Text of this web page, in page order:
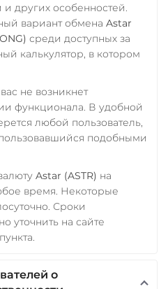
других особенностей.
вариант обмена Astar
среди доступных за
калькулятор, в котором
не возникнет
функционала. В удобной
любой пользователь,
подобными
Astar (ASTR) на
время. Некоторые
Сроки
уточнить на сайте
о